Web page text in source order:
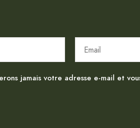
jamais votre adresse e-mail et